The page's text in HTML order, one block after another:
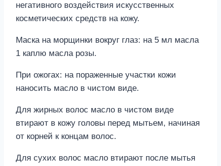
негативного воздействия искусственных
косметических средств на кожу.
Маска на морщинки вокруг глаз: на 5 мл масла
1 каплю масла розы.
При ожогах: на пораженные участки кожи
наносить масло в чистом виде.
Для жирных волос масло в чистом виде
втирают в кожу головы перед мытьем, начиная
от корней к концам волос.
Для сухих волос масло втирают после мытья